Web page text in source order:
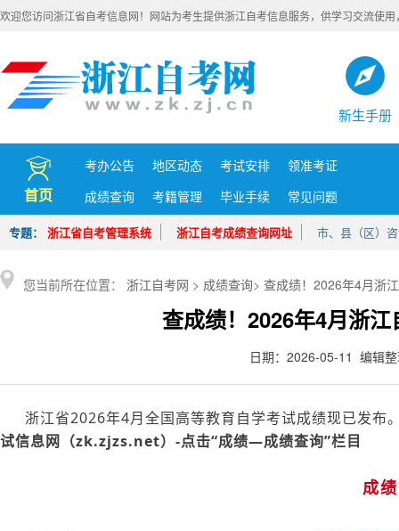
欢迎您访问浙江省自考信息网！网站为考生提供浙江自考信息服务，供学习交流使
新生手册
首页
考办公告 地区动态 考试安排
领准考证
成绩查询
考籍管理 毕业手续 常见问题
专题： 浙江省自考管理系统 浙江自考成绩查询网址 市、县（区）
您当前所在位置： 浙江自考网 > 成绩查询> 查成绩！2026年4月浙
查成绩！2026年4月浙
日期：2026-05-11 编辑
浙江省2026年4月全国高等教育自学考试成绩现已发布
试信息网（zk.zjzs.net）-点击“成绩—成绩查询”栏目
成